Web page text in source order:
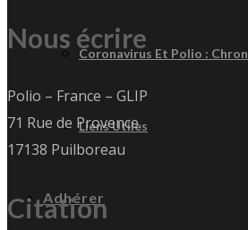
Coronavirus Et Polio :
Liens Utiles
Adhérer
Nous écrire
Polio – France – GLIP
71 Rue de Provence
17138 Puilboreau
Citation